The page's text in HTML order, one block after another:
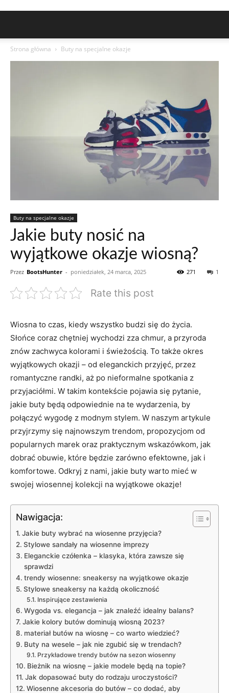
Strona główna Buty na specjalne okazje
Buty na specjalne okazje
Jakie buty nosić na
wyjątkowe okazje wiosną?
Przez BootsHunter - poniedziałek, 24 marca, 2025 1
271
Rate this post
Wiosna to czas, kiedy wszystko budzi się do życia.
Słońce coraz chętniej wychodzi zza chmur, a przyroda
znów zachwyca kolorami i świeżością. To także okres
wyjątkowych okazji – od eleganckich przyjęć, przez
romantyczne randki, aż po nieformalne spotkania z
przyjaciółmi. W takim kontekście pojawia się pytanie,
jakie buty będą odpowiednie na te wydarzenia, by
połączyć wygodę z modnym stylem. W naszym artykule
przyjrzymy się najnowszym trendom, propozycjom od
popularnych marek oraz praktycznym wskazówkom, jak
dobrać obuwie, które będzie zarówno efektowne, jak i
komfortowe. Odkryj z nami, jakie buty warto mieć w
swojej wiosennej kolekcji na wyjątkowe okazje!
Nawigacja:
Jakie buty wybrać na wiosenne przyjęcia?
Stylowe sandały na wiosenne imprezy
Eleganckie czółenka – klasyka, która zawsze się
sprawdzi
trendy wiosenne: sneakersy na wyjątkowe okazje
Stylowe sneakersy na każdą okoliczność
Inspirujące zestawienia
Wygoda vs. elegancja – jak znaleźć idealny balans?
Jakie kolory butów dominują wiosną 2023?
materiał butów na wiosnę – co warto wiedzieć?
Buty na wesele – jak nie zgubić się w trendach?
Przykładowe trendy butów na sezon wiosenny
Bieżnik na wiosnę – jakie modele będą na topie?
Jak dopasować buty do rodzaju uroczystości?
Wiosenne akcesoria do butów – co dodać, aby